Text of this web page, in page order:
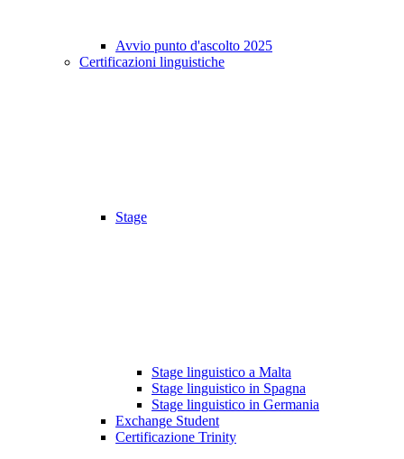
Avvio punto d'ascolto 2025
Certificazioni linguistiche
Stage
Stage linguistico a Malta
Stage linguistico in Spagna
Stage linguistico in Germania
Exchange Student
Certificazione Trinity